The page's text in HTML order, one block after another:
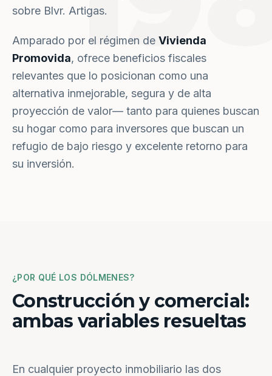
sobre Blvr. Artigas.
Amparado por el régimen de Vivienda
Promovida, ofrece beneficios fiscales
relevantes que lo posicionan como una
alternativa inmejorable, segura y de alta
proyección de valor— tanto para quienes buscan
su hogar como para inversores que buscan un
refugio de bajo riesgo y excelente retorno para
su inversión.
¿POR QUÉ LOS DÓLMENES?
Construcción y comercial:
ambas variables resueltas
En cualquier proyecto inmobiliario las dos